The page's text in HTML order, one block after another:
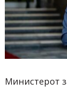
Министерот